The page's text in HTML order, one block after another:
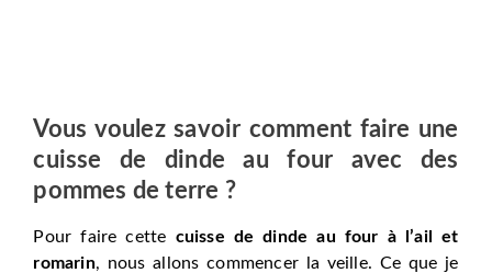
Vous voulez savoir comment faire une
cuisse de dinde au four avec des
pommes de terre ?
Pour faire cette cuisse de dinde au four à l’ail et
romarin, nous allons commencer la veille. Ce que je